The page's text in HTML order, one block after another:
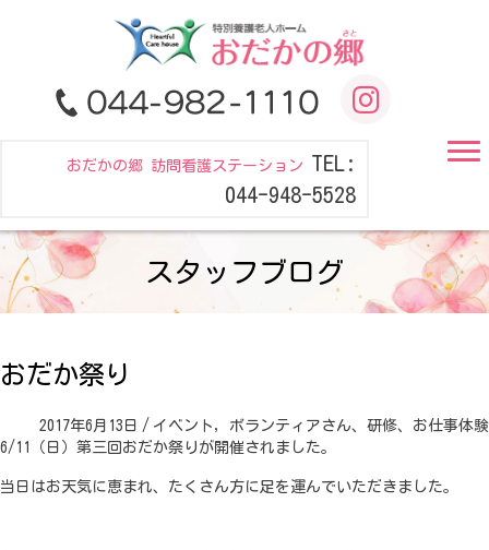
おだかの郷 訪問看護ステーション TEL:
044-948-5528
スタッフブログ
おだか祭り
2017年6月13日 / イベント , ボランティアさん、研修、お仕事体験
6/11（日）第三回おだか祭りが開催されました。
当日はお天気に恵まれ、たくさん方に足を運んでいただきました。